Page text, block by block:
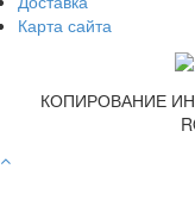
Карта сайта
КОПИРОВАНИЕ